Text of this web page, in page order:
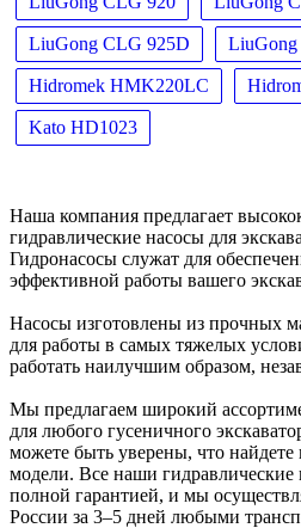
LiuGong CLG 925D
Hidromek HMK220LC
Kato HD1023
Наша компания предлагает
гидравлические насосы для
Гидронасосы служат для
эффективной работы вашего
Насосы изготовлены из прочных
для работы в самых тяжелых
работать наилучшим образом,
Мы предлагаем широкий
для любого гусеничного
можете быть уверены, что
модели. Все наши гидравлические
полной гарантией, и мы
России за 3–5 дней любыми